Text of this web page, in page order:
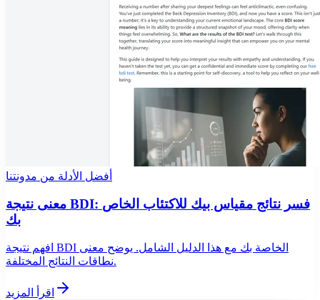
أفضل الأدلة من مدونتنا
معنى نتيجة BDI: فسر نتائج مقياس بيك للاكتئاب الخاص
بك
افهم نتيجة BDI الخاصة بك مع هذا الدليل الشامل. يوضح معنى
نطاقات النتائج المختلفة.
اقرأ المزيد